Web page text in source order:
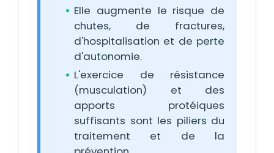
Elle augmente le risque de
chutes, de fractures,
d'hospitalisation et de perte
d'autonomie.
L'exercice de résistance
(musculation) et des
apports protéiques
suffisants sont les piliers du
traitement et de la